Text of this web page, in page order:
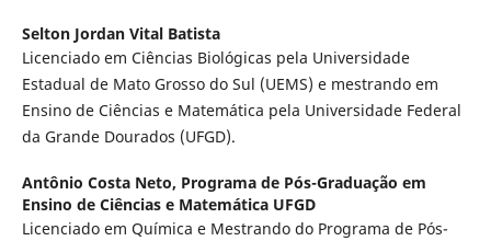
Selton Jordan Vital Batista
Licenciado em Ciências Biológicas pela Universidade
Estadual de Mato Grosso do Sul (UEMS) e mestrando em
Ensino de Ciências e Matemática pela Universidade Federal
da Grande Dourados (UFGD).
Antônio Costa Neto, Programa de Pós-Graduação em
Ensino de Ciências e Matemática UFGD
Licenciado em Química e Mestrando do Programa de Pós-